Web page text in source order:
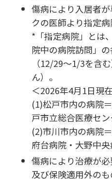
傷病により入居者
クの医師より指定病
*「指定病院」とは
院中の病院訪問」
（12/29～1/3を含
ん）。
＜2026年4月1日現
(1)松戸市内の病院
戸市立総合医療セ
(2)市川市内の病院
府台病院・大野中
傷病により治療が
及び保険適用外のも